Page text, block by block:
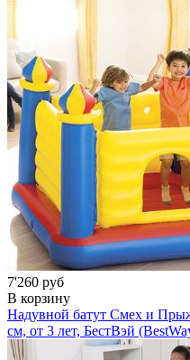
7'260 руб
В корзину
Надувной батут Смех и
см, от 3 лет, БестВэй